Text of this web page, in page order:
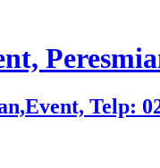
Telp: